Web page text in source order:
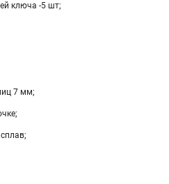
ключа -5 шт;
7 мм;